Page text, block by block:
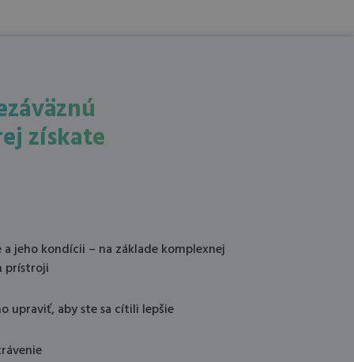
získate
jeho kondícii – na základe komplexnej
prístroji
upraviť, aby ste sa cítili lepšie